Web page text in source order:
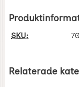
SKU:
Relaterade